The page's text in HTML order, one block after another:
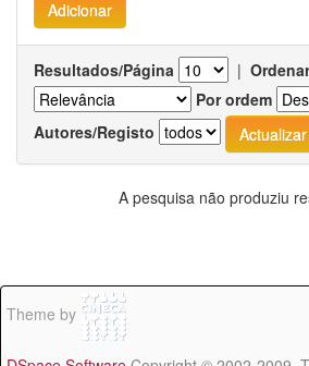
Resultados/Página |
Por ordem
Autores/Registo
A pesquisa não produziu
Theme by